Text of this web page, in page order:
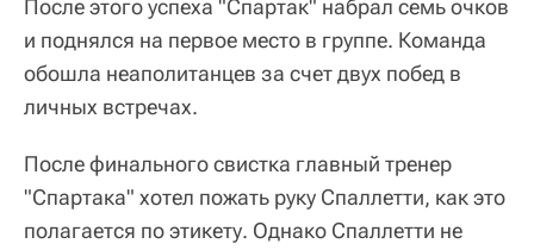
После этого успеха "Спартак" набрал семь очков
и поднялся на первое место в группе. Команда
обошла неаполитанцев за счет двух побед в
личных встречах.
После финального свистка главный тренер
"Спартака" хотел пожать руку Спаллетти, как это
полагается по этикету. Однако Спаллетти не